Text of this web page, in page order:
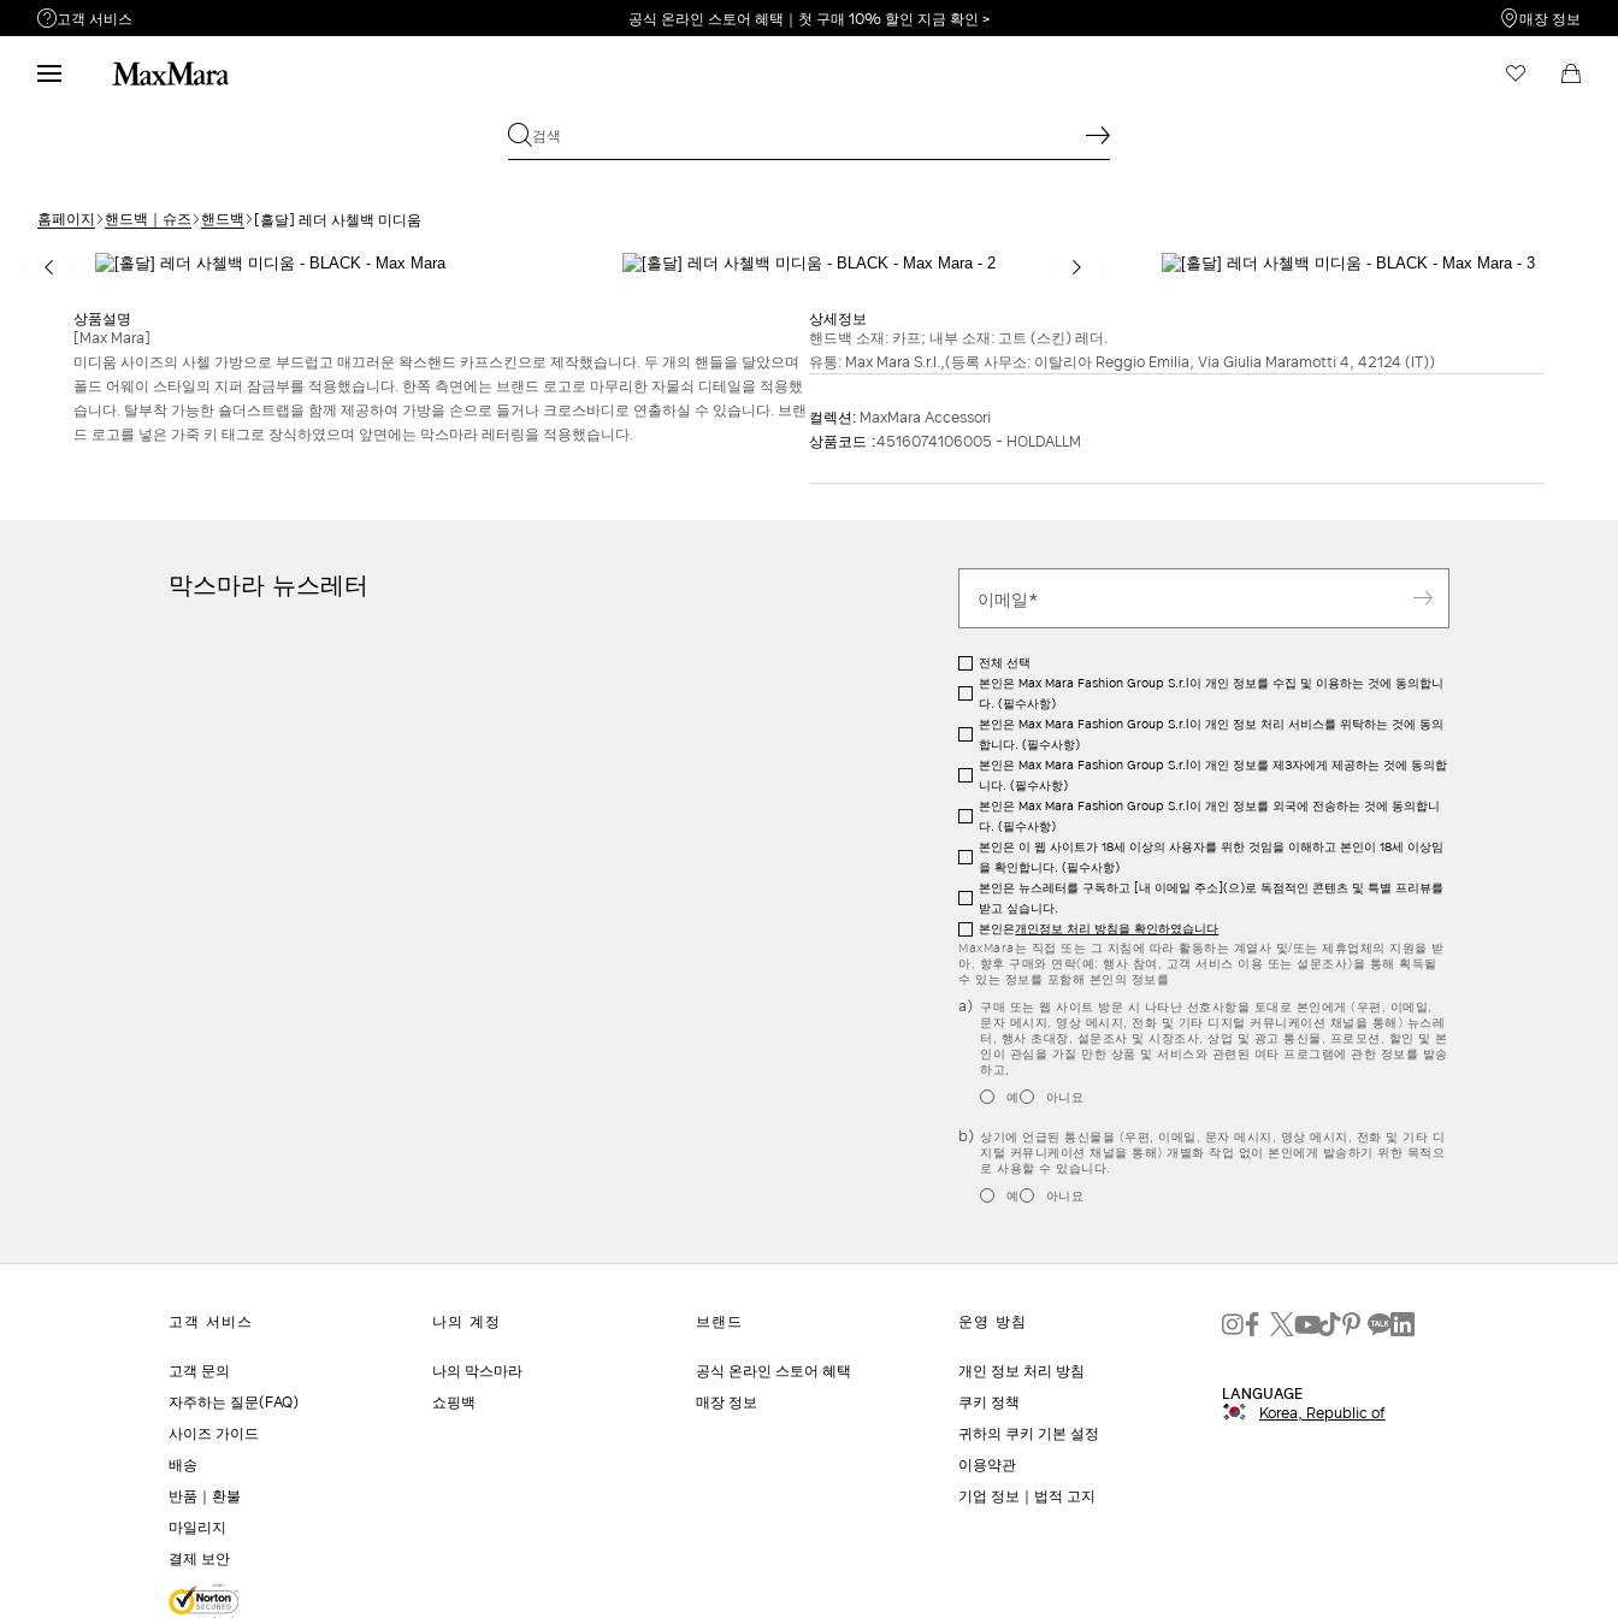
고객 서비스
지원이 필요하신가요?
평일 09:00 ~ 17:00
공식 온라인 스토어 혜택｜첫 구매 10% 할인 지금 확인 > 매장 정보
홈페이지 핸드백｜슈즈 핸드백 [홀달] 레더 사첼백 미디움
쇼핑백에 담기
막스마라 공식 온라인 스토어 혜택 >
모든 상품은 무료 배송이며 CJ대한통운을 통해 배송됩니다. 배송은 영업일 기
상품설명
[Max Mara]
미디움 사이즈의 사첼 가방으로 부드럽고 매끄러운 왁스핸드 카프스킨으로 제작했습니다. 두 개의 핸들을 달았으며
폴드 어웨이 스타일의 지퍼 잠금부를 적용했습니다. 한쪽 측면에는 브랜드 로고로 마무리한 자물쇠 디테일을 적용했
습니다. 탈부착 가능한 숄더스트랩을 함께 제공하여 가방을 손으로 들거나 크로스바디로 연출하실 수 있습니다. 브랜
드 로고를 넣은 가죽 키 태그로 장식하였으며 앞면에는 막스마라 레터링을 적용했습니다.
상세정보
핸드백 소재: 카프; 내부 소재: 고트 (스킨) 레더.
유통: Max Mara S.r.l.,(등록 사무소: 이탈리아 Reggio Emilia, Via Giulia Maramotti 4, 42124 (IT))
컬렉션: MaxMara Accessori
상품코드 :4516074106005 - HOLDALLM
막스마라 뉴스레터
전체 선택
본인은 Max Mara Fashion Group S.r.l이 개인 정보를 수집 및 이용하는 것에 동의합니
다. (필수사항)
본인은 Max Mara Fashion Group S.r.l이 개인 정보 처리 서비스를 위탁하는 것에 동의
합니다. (필수사항)
본인은 Max Mara Fashion Group S.r.l이 개인 정보를 제3자에게 제공하는 것에 동의합
니다. (필수사항)
본인은 Max Mara Fashion Group S.r.l이 개인 정보를 외국에 전송하는 것에 동의합니
다. (필수사항)
본인은 이 웹 사이트가 18세 이상의 사용자를 위한 것임을 이해하고 본인이 18세 이상임
을 확인합니다. (필수사항)
본인은 뉴스레터를 구독하고 [내 이메일 주소](으)로 독점적인 콘텐츠 및 특별 프리뷰를
받고 싶습니다.
본인은개인정보 처리 방침을 확인하였습니다
MaxMara는 직접 또는 그 지침에 따라 활동하는 계열사 및/또는 제휴업체의 지원을 받
아, 향후 구매와 연락(예: 행사 참여, 고객 서비스 이용 또는 설문조사)을 통해 획득될
수 있는 정보를 포함해 본인의 정보를
구매 또는 웹 사이트 방문 시 나타난 선호사항을 토대로 본인에게 (우편, 이메일,
문자 메시지, 영상 메시지, 전화 및 기타 디지털 커뮤니케이션 채널을 통해) 뉴스레
터, 행사 초대장, 설문조사 및 시장조사, 상업 및 광고 통신물, 프로모션, 할인 및 본
인이 관심을 가질 만한 상품 및 서비스와 관련된 여타 프로그램에 관한 정보를 발송
하고,
예
아니요
상기에 언급된 통신물을 (우편, 이메일, 문자 메시지, 영상 메시지, 전화 및 기타 디
지털 커뮤니케이션 채널을 통해) 개별화 작업 없이 본인에게 발송하기 위한 목적으
로 사용할 수 있습니다.
예
아니요
고객 문의
자주하는 질문(FAQ)
사이즈 가이드
배송
반품｜환불
마일리지
결제 보안
나의 막스마라
쇼핑백
공식 온라인 스토어 혜택
매장 정보
개인 정보 처리 방침
쿠키 정책
귀하의 쿠키 기본 설정
이용약관
기업 정보｜법적 고지
LANGUAGE
Korea, Republic of
비밀번호를 잊어버리셨습니까?
로그인